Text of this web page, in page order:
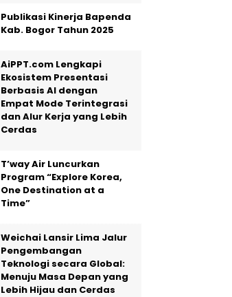
Publikasi Kinerja Bapenda
Kab. Bogor Tahun 2025
AiPPT.com Lengkapi
Ekosistem Presentasi
Berbasis AI dengan
Empat Mode Terintegrasi
dan Alur Kerja yang Lebih
Cerdas
T’way Air Luncurkan
Program “Explore Korea,
One Destination at a
Time”
Weichai Lansir Lima Jalur
Pengembangan
Teknologi secara Global:
Menuju Masa Depan yang
Lebih Hijau dan Cerdas